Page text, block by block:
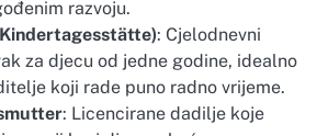
razvoju.
: Cjelodnevni
za djecu od jedne godine, idealno
koji rade puno radno vrijeme.
: Licencirane dadilje koje